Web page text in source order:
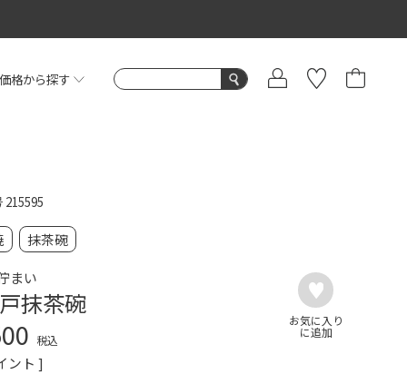
価格から探す
215595
抹茶碗
まい
抹茶碗
税込
ント ]